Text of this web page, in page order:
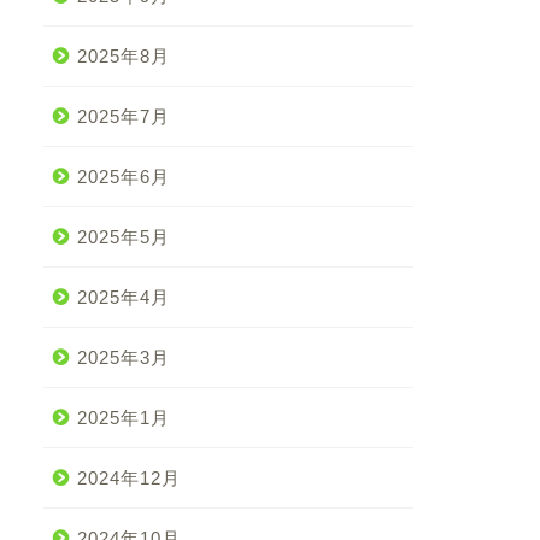
2025年8月
2025年7月
2025年6月
2025年5月
2025年4月
2025年3月
2025年1月
2024年12月